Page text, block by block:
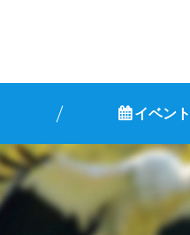
イベント